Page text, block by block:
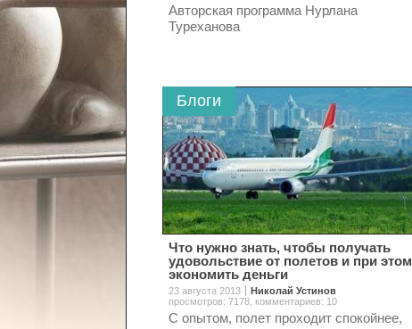
Авторская программа Нурлана
Туреханова
Блоги
Что нужно знать, чтобы получать
удовольствие от полетов и при этом
экономить деньги
23 августа 2013
Николай Устинов
просмотров: 7178 комментариев: 10
С опытом, полет проходит спокойнее,